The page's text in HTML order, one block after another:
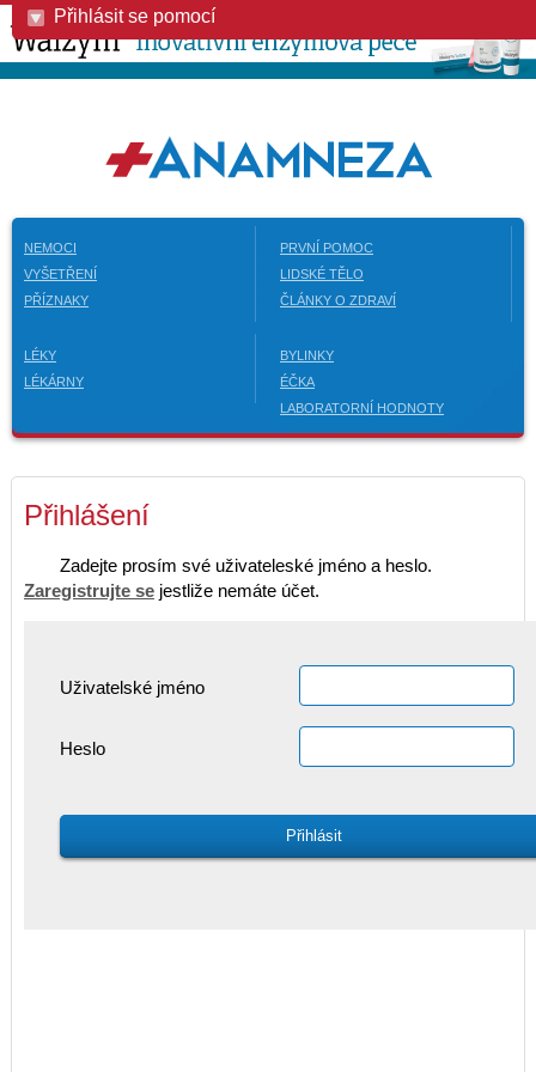
Přihlásit se pomocí
NEMOCI
VYŠETŘENÍ
PŘÍZNAKY
PRVNÍ POMOC
LIDSKÉ TĚLO
ČLÁNKY O ZDRAVÍ
LÉKY
LÉKÁRNY
BYLINKY
ÉČKA
LABORATORNÍ HODNOTY
Přihlášení
Zadejte prosím své uživateleské jméno a heslo.
Zaregistrujte se jestliže nemáte účet.
Uživatelské jméno
Heslo